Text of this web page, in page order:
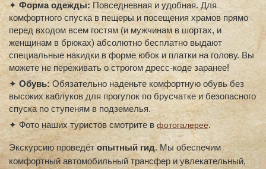
✦ Форма одежды:Повседневная и удобная. Для
комфортного спуска в пещеры и посещения храмов прямо
перед входом всем гостям (и мужчинам в шортах, и
женщинам в брюках) абсолютно бесплатно выдают
специальные накидки в форме юбок и платки на голову. Вы
можете не переживать о строгом дресс-коде заранее!
✦ Обувь: Обязательно наденьте комфортную обувь без
высоких каблуков для прогулок по брусчатке и безопасного
спуска по ступеням в подземелья.
✦ Фото наших туристов смотрите в фотогалерее.
Экскурсию проведёт опытный гид. Мы обеспечим
комфортный автомобильный трансфер и увлекательный,